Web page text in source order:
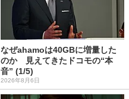
なぜahamoは40GBに増量した
のか 見えてきたドコモの“本
音” (1/5)
2026年8月6日